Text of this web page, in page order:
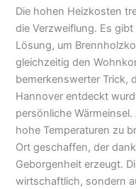
Die hohen Heizkosten
die Verzweiflung. Es
Lösung, um
gleichzeitig den
bemerkenswerter Trick,
Hannover entdeckt
persönliche
hohe Temperaturen zu
Ort geschaffen, der
Geborgenheit erzeugt.
wirtschaftlich, sondern